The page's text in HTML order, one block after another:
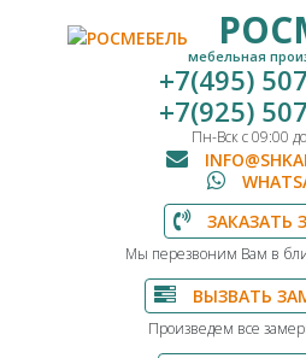
мебельная
+7(495)
+7(925)
Пн-Вск с 09:00
ЗАКАЗАТЬ
Мы перезвоним Вам в
ВЫЗВАТЬ
Произведем все